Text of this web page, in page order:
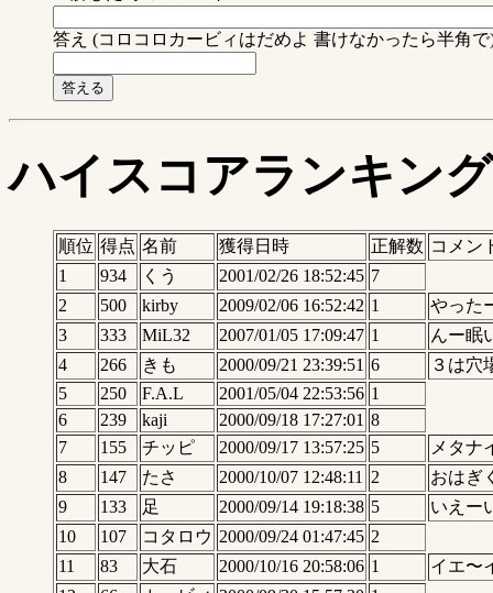
答え (コロコロカービィはだめよ 書けなかったら半角で
ハイスコアランキング
順位 得点 名前 獲得日時 正解数 コメン
1
934 くう 2001/02/26 18:52:45 7
2
500 kirby 2009/02/06 16:52:42 1
やった
3
333 MiL32 2007/01/05 17:09:47 1
んー眠
4
266 きも 2000/09/21 23:39:51 6
３は穴
5
250 F.A.L 2001/05/04 22:53:56 1
6
239 kaji 2000/09/18 17:27:01 8
7
155 チッピ 2000/09/17 13:57:25 5
メタナ
8
147 たさ 2000/10/07 12:48:11 2
おはぎ
9
133 足 2000/09/14 19:18:38 5
いえー
10
107 コタロウ 2000/09/24 01:47:45 2
11
83 大石 2000/10/16 20:58:06 1
イエ〜